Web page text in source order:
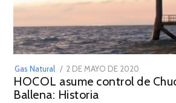
Gas Natural
POSTED
ON
2 DE MAYO DE 2020
DE
HOCOL asume control de
Ballena: Historia